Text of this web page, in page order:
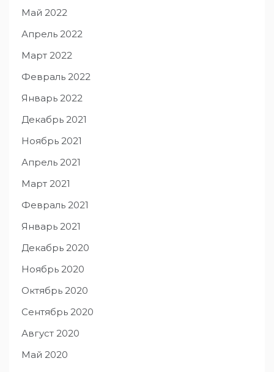
Май 2022
Апрель 2022
Март 2022
Февраль 2022
Январь 2022
Декабрь 2021
Ноябрь 2021
Апрель 2021
Март 2021
Февраль 2021
Январь 2021
Декабрь 2020
Ноябрь 2020
Октябрь 2020
Сентябрь 2020
Август 2020
Май 2020